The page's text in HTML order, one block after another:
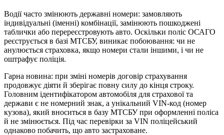
Водії часто змінюють державні номери: замовляють
індивідуальні (іменні) комбінації, замінюють пошкоджені
таблички або перереєстровують авто. Оскільки поліс ОСАГО
реєструється в базі МТСБУ, виникає побоювання: чи не
анулюється страховка, якщо номери стали іншими, і чи не
оштрафує поліція.
Гарна новина: при зміні номерів договір страхування
продовжує діяти й зберігає повну силу до кінця строку.
Головним ідентифікатором автомобіля для страхової та
держави є не номерний знак, а унікальний VIN-код (номер
кузова), який вноситься в базу МТСБУ при оформленні поліса
й не змінюється. Під час перевірки за VIN поліцейський
однаково побачить, що авто застраховане.